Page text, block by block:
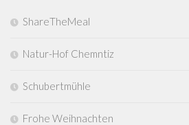
ShareTheMeal
Natur-Hof Chemntiz
Schubertmühle
Frohe Weihnachten